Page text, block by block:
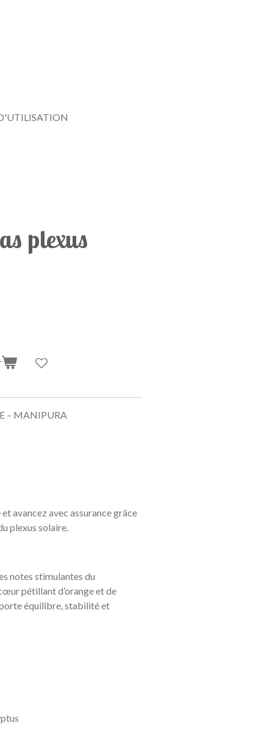
plexus
– MANIPURA
avancez avec assurance grâce
plexus solaire.
notes stimulantes du
pétillant d’orange et de
équilibre, stabilité et